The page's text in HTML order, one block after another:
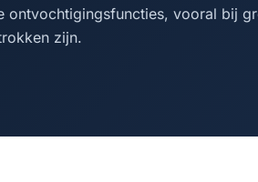
ontvochtigingsfuncties, vooral bij
zijn.